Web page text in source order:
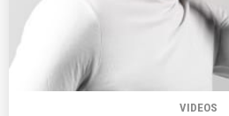
VIDEOS